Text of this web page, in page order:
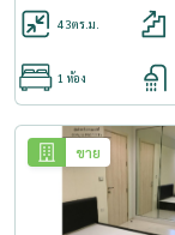
43ตร.ม.
1 ห้อง
ขาย